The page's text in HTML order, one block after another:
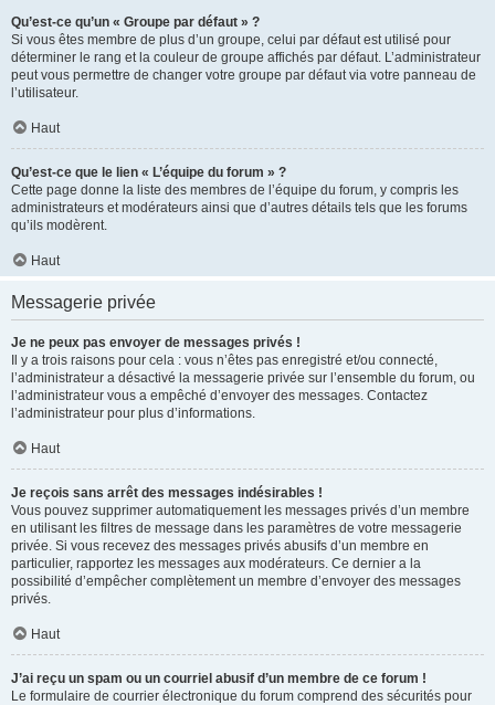
Qu’est-ce qu’un « Groupe par défaut » ?
Si vous êtes membre de plus d’un groupe, celui par défaut est utilisé pour
déterminer le rang et la couleur de groupe affichés par défaut. L’administrateur
peut vous permettre de changer votre groupe par défaut via votre panneau de
l’utilisateur.
Haut
Qu’est-ce que le lien « L’équipe du forum » ?
Cette page donne la liste des membres de l’équipe du forum, y compris les
administrateurs et modérateurs ainsi que d’autres détails tels que les forums
qu’ils modèrent.
Haut
Messagerie privée
Je ne peux pas envoyer de messages privés !
Il y a trois raisons pour cela : vous n’êtes pas enregistré et/ou connecté,
l’administrateur a désactivé la messagerie privée sur l’ensemble du forum, ou
l’administrateur vous a empêché d’envoyer des messages. Contactez
l’administrateur pour plus d’informations.
Haut
Je reçois sans arrêt des messages indésirables !
Vous pouvez supprimer automatiquement les messages privés d’un membre
en utilisant les filtres de message dans les paramètres de votre messagerie
privée. Si vous recevez des messages privés abusifs d’un membre en
particulier, rapportez les messages aux modérateurs. Ce dernier a la
possibilité d’empêcher complètement un membre d’envoyer des messages
privés.
Haut
J’ai reçu un spam ou un courriel abusif d’un membre de ce forum !
Le formulaire de courrier électronique du forum comprend des sécurités pour